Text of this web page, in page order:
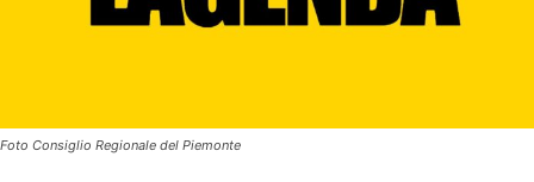
Foto Consiglio Regionale del Piemonte